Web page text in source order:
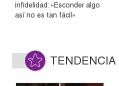
infidelidad: «Esconder algo
así no es tan fácil»
TENDENCIA